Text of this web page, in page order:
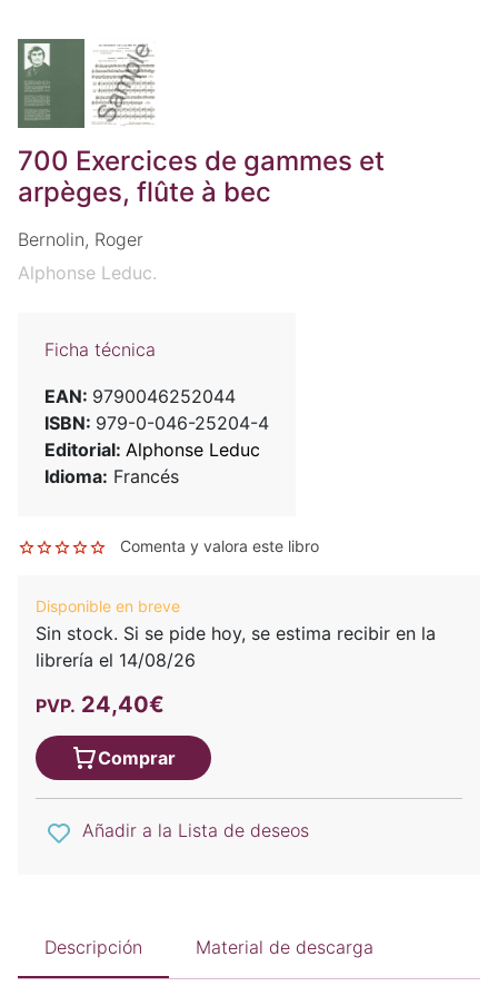
700 Exercices de gammes et
arpèges, flûte à bec
Bernolin, Roger
Alphonse Leduc.
Ficha técnica
EAN: 9790046252044
ISBN: 979-0-046-25204-4
Editorial: Alphonse Leduc
Idioma: Francés
Comenta y valora este libro
Disponible en breve
Sin stock. Si se pide hoy, se estima recibir en la
librería el 14/08/26
PVP. 24,40€
Comprar
Añadir a la Lista de deseos
Descripción Material de descarga